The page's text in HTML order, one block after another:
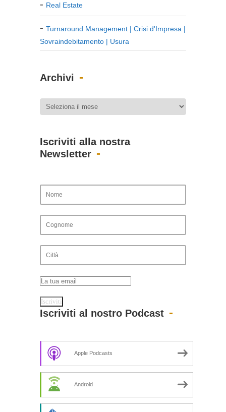
Real Estate
Turnaround Management | Crisi d'Impresa |
Sovraindebitamento | Usura
Archivi
Iscriviti alla nostra
Newsletter
Iscriviti al nostro Podcast
Apple Podcasts
Android